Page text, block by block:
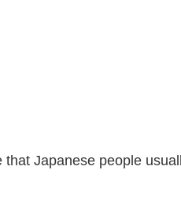
Japanese people